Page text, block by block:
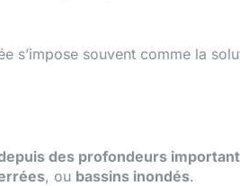
s’impose souvent comme la
des profondeurs
, ou bassins inondés.